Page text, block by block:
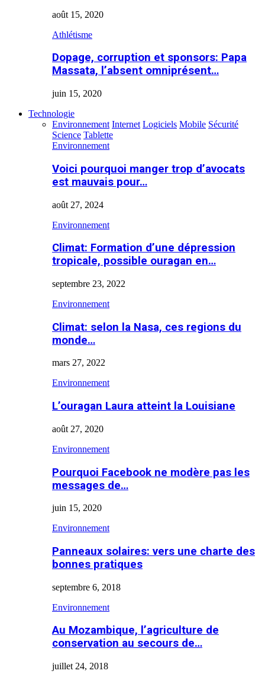
août 15, 2020
Athlétisme
Dopage, corruption et sponsors: Papa
Massata, l’absent omniprésent…
juin 15, 2020
Technologie
Environnement Internet Logiciels Mobile Sécurité
Science Tablette
Environnement
Voici pourquoi manger trop d’avocats
est mauvais pour…
août 27, 2024
Environnement
Climat: Formation d’une dépression
tropicale, possible ouragan en…
septembre 23, 2022
Environnement
Climat: selon la Nasa, ces regions du
monde…
mars 27, 2022
Environnement
L’ouragan Laura atteint la Louisiane
août 27, 2020
Environnement
Pourquoi Facebook ne modère pas les
messages de…
juin 15, 2020
Environnement
Panneaux solaires: vers une charte des
bonnes pratiques
septembre 6, 2018
Environnement
Au Mozambique, l’agriculture de
conservation au secours de…
juillet 24, 2018